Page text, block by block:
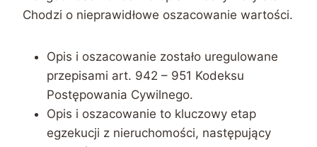
Chodzi o nieprawidłowe oszacowanie wartości.
Opis i oszacowanie zostało uregulowane
przepisami art. 942 – 951 Kodeksu
Postępowania Cywilnego.
Opis i oszacowanie to kluczowy etap
egzekucji z nieruchomości, następujący